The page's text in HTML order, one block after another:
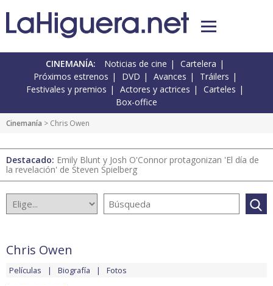
CINEMANÍA: Noticias de cine
Cartelera
Próximos estrenos
DVD Avances
Tráilers
Festivales y premios
Actores y actrices
Carteles
Box-office
Cinemanía > Chris Owen
Destacado: Emily Blunt y Josh O'Connor protagonizan 'El día de
la revelación' de Steven Spielberg
Chris Owen
Películas Biografía Fotos